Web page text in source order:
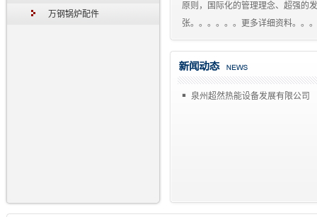
万钢锅炉配件
原则，国际化的管理理念、超强的
张。。。。。。更多详细资料。。。
￭ 泉州超然热能设备发展有限公司